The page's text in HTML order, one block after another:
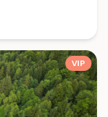
VIP